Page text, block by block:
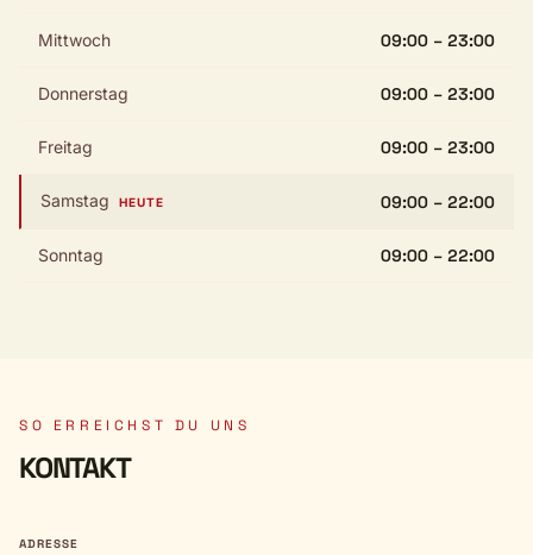
Mittwoch 09:00 – 23:00
Donnerstag 09:00 – 23:00
Freitag 09:00 – 23:00
Samstag HEUTE 09:00 – 22:00
Sonntag 09:00 – 22:00
SO ERREICHST DU UNS
KONTAKT
ADRESSE